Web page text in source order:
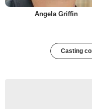
Angela Griffin
Casting